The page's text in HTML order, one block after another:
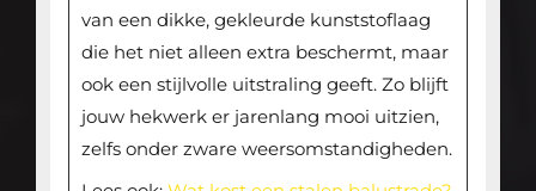
van een dikke, gekleurde kunststoflaag
die het niet alleen extra beschermt, maar
ook een stijlvolle uitstraling geeft. Zo blijft
jouw hekwerk er jarenlang mooi uitzien,
zelfs onder zware weersomstandigheden.